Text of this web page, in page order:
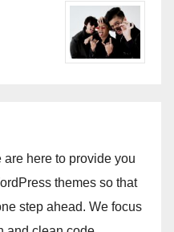
here to provide you
themes so that
step ahead. We focus